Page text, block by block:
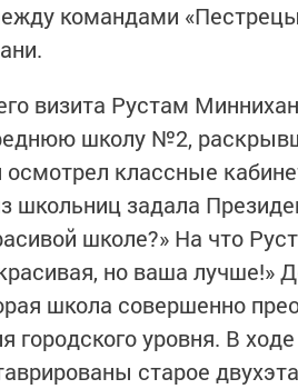
командами
визита Рустам
школу №2,
осмотрел классные
школьниц задала
школе?» На что
но ваша лучше!»
школа совершенно
городского уровня. В
старое